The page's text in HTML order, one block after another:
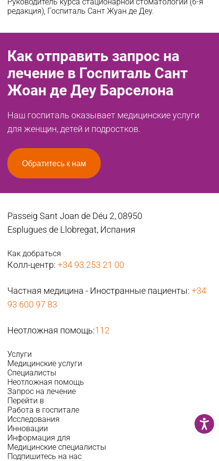
редакция), Госпиталь Сант Жуан де Деу.
Как отправить запрос на
лечение в Госпиталь Сант
Жоан де Деу Барселона
Наш госпиталь оказывает медицинские услуги
для женщин, детей и подростков.
Обратитесь к нам
Passeig Sant Joan de Déu 2, 08950
Esplugues de Llobregat, Испания
Как добраться
Колл-центр: +34 93 253 21 00
Частная медицина - Иностранные пациенты: +34
93 600 97 83
Неотложная помощь:112
Услуги
Медицинские услуги
Специалисты
Неотложная помощь
Запрос на лечение
Перейти в
Работа в госпитале
Исследования
Инновации
Информация для
Медицинские специалисты
Подпишитесь на нас